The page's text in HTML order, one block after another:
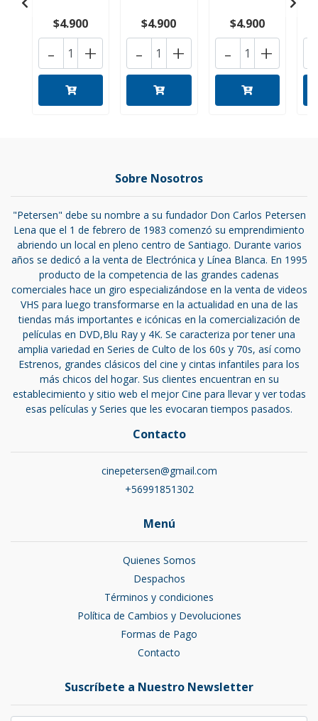
$4.900
+
-
$4.900
+
-
$4.900
+
-
Sobre Nosotros
"Petersen" debe su nombre a su fundador Don Carlos Petersen
Lena que el 1 de febrero de 1983 comenzó su emprendimiento
abriendo un local en pleno centro de Santiago. Durante varios
años se dedicó a la venta de Electrónica y Línea Blanca. En 1995
producto de la competencia de las grandes cadenas
comerciales hace un giro especializándose en la venta de videos
VHS para luego transformarse en la actualidad en una de las
tiendas más importantes e icónicas en la comercialización de
películas en DVD,Blu Ray y 4K. Se caracteriza por tener una
amplia variedad en Series de Culto de los 60s y 70s, así como
Estrenos, grandes clásicos del cine y cintas infantiles para los
más chicos del hogar. Sus clientes encuentran en su
establecimiento y sitio web el mejor Cine para llevar y ver todas
esas películas y Series que les evocaran tiempos pasados.
Contacto
cinepetersen@gmail.com
+56991851302
Menú
Quienes Somos
Despachos
Términos y condiciones
Política de Cambios y Devoluciones
Formas de Pago
Contacto
Suscríbete a Nuestro Newsletter